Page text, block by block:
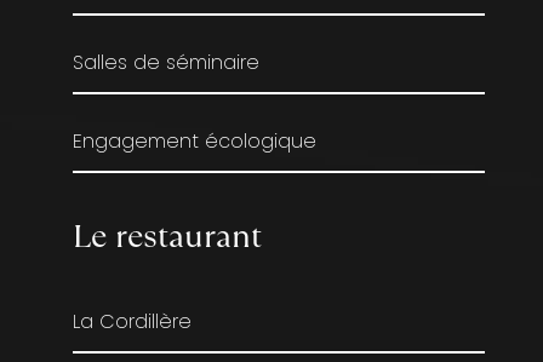
Salles de séminaire
Engagement écologique
Le restaurant
La Cordillère